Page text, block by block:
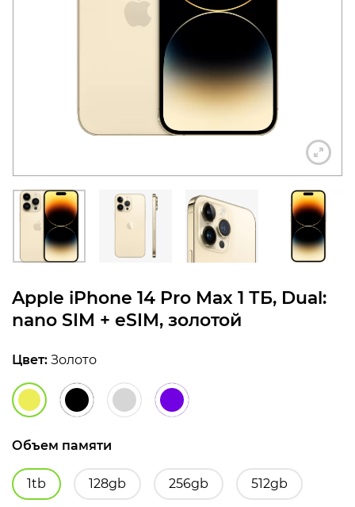
Apple iPhone 14 Pro Max 1 ТБ, Dual:
nano SIM + eSIM, золотой
Цвет: Золото
Объем памяти
1tb 128gb 256gb 512gb
Согласен cполитикой
конфиденциальности
+7 812 318-40-14
(c 10:00 до 21:00, без
выходных)